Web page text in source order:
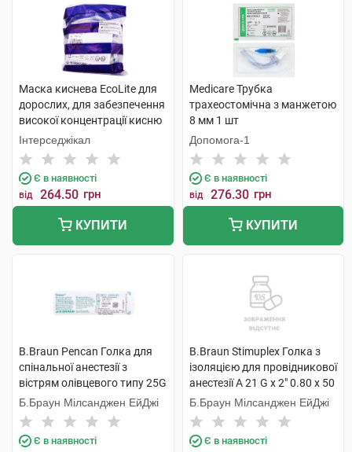
Маска киснева EcoLite для
дорослих, для забезпечення
високої концентрації кисню
з кисневою трубкою 1 шт
Інтерседжікал
Є в наявності
від 264.50 грн
КУПИТИ
Medicare Трубка
трахеостомічна з манжетою
8 мм 1 шт
Допомога-1
Є в наявності
від 276.30 грн
КУПИТИ
B.Braun Pencan Голка для
спінальної анестезії з
вістрям олівцевого типу 25G
0,53х88 мм 1 шт
Б.Браун Мілсанджен ЕйДжі
Є в наявності
B.Braun Stimuplex Голка з
ізоляцією для провідникової
анестезії A 21 G x 2" 0.80 x 50
мм 1 шт
Б.Браун Мілсанджен ЕйДжі
Є в наявності